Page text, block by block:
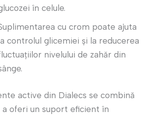
în celule.
cu crom poate ajuta
la controlul glicemiei și la reducerea
nivelului de zahăr din
active din Dialecs se combină
oferi un suport eficient în